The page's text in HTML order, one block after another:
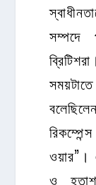
সম্পদে
ও